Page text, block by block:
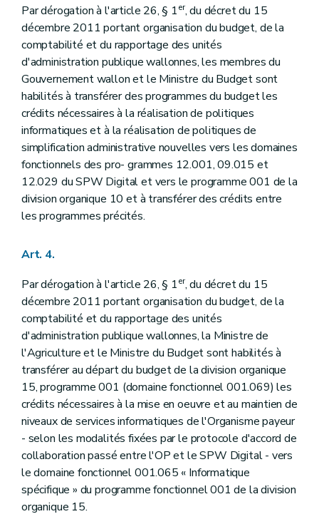
Art. 95
Chapitre 6 Section particulière
Art. 96
Art. 97
Art. 98
Chapitre 7 Services administratifs à comptabilité autonome
Art. 99
Art. 100
Art. 101
Chapitre 8 Organismes
Art. 102
Art. 103
Art. 104
Art. 105
Art. 106
Art. 107
Chapitre 9
Art. 111
Art. 112
Art. 113
Art. 114
Art. 115
Art. 116
Art. 117
Art. 119
Art. 120
Art. 121
Art. 122
Art. 123
Art. 124
Art. 125
Art. 126
Art. 127
Art. 128
Par dérogation à l'article 26, § 1er, du décret du 15
décembre 2011 portant organisation du budget, de la
comptabilité et du rapportage des unités
d'administration publique wallonnes, les membres du
Gouvernement wallon et le Ministre du Budget sont
habilités à transférer des programmes du budget les
crédits nécessaires à la réalisation de politiques
informatiques et à la réalisation de politiques de
simplification administrative nouvelles vers les domaines
fonctionnels des pro- grammes 12.001, 09.015 et
12.029 du SPW Digital et vers le programme 001 de la
division organique 10 et à transférer des crédits entre
les programmes précités.
Art. 4.
Par dérogation à l'article 26, § 1er, du décret du 15
décembre 2011 portant organisation du budget, de la
comptabilité et du rapportage des unités
d'administration publique wallonnes, la Ministre de
l'Agriculture et le Ministre du Budget sont habilités à
transférer au départ du budget de la division organique
15, programme 001 (domaine fonctionnel 001.069) les
crédits nécessaires à la mise en oeuvre et au maintien de
niveaux de services informatiques de l'Organisme payeur
- selon les modalités fixées par le protocole d'accord de
collaboration passé entre l'OP et le SPW Digital - vers
le domaine fonctionnel 001.065 « Informatique
spécifique » du programme fonctionnel 001 de la division
organique 15.